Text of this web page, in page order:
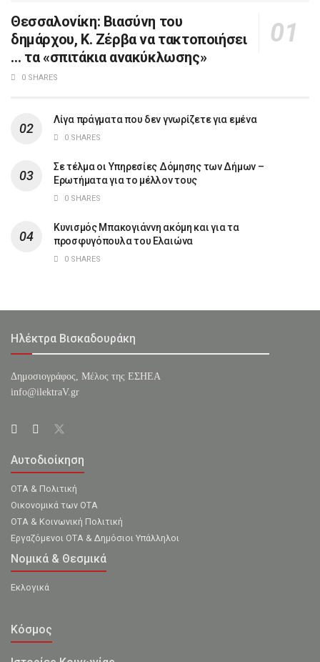
Θεσσαλονίκη: Βιασύνη του
δημάρχου, Κ. Ζέρβα να τακτοποιήσει
… τα «σπιτάκια ανακύκλωσης»
0 SHARES
Λίγα πράγματα που δεν γνωρίζετε για εμένα
0 SHARES
Σε τέλμα οι Υπηρεσίες Δόμησης των Δήμων –
Ερωτήματα για το μέλλον τους
0 SHARES
Κυνισμός Μπακογιάννη ακόμη και για τα
προσφυγόπουλα του Ελαιώνα
0 SHARES
Ηλέκτρα Βισκαδουράκη
Δημοσιογράφος, Μέλος της ΕΣHΕΑ
info@ilektraV.gr
Αυτοδιοίκηση
ΟΤΑ & Πολιτική
Οικονομικά των ΟΤΑ
ΟΤΑ & Κοινωνική Πολιτική
Εργαζόμενοι ΟΤΑ & Δημόσιοι Υπάλληλοι
Νομικά & Θεσμικά
Εκλογικά
Κόσμος